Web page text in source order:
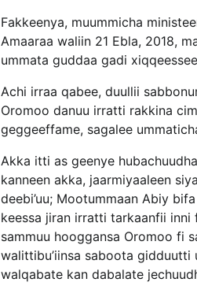
Fakkeenya, muummicha
Amaaraa waliin 21 Ebla, 2018,
ummata guddaa gadi
Achi irraa qabee, duullii
Oromoo danuu irratti rakkina
geggeeffame, sagalee
Akka itti as geenye
kanneen akka, jaarmiyaaleen
deebi’uu; Mootummaan Abiy
keessa jiran irratti tarkaanfii inni
sammuu hooggansa Oromoo fi
walittibu’iinsa saboota gidduutti
walqabate kan dabalate